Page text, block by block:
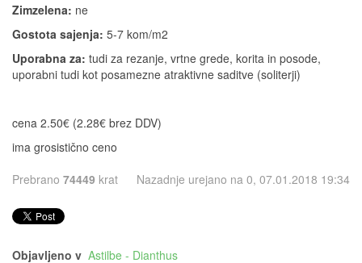
Zimzelena: ne
Gostota sajenja: 5-7 kom/m2
Uporabna za: tudi za rezanje, vrtne grede, korita in posode,
uporabni tudi kot posamezne atraktivne saditve (soliterji)
cena 2.50€ (2.28€ brez DDV)
ima grosistično ceno
Prebrano 74449 krat Nazadnje urejano na 0, 07.01.2018 19:34
Objavljeno v Astilbe - Dianthus